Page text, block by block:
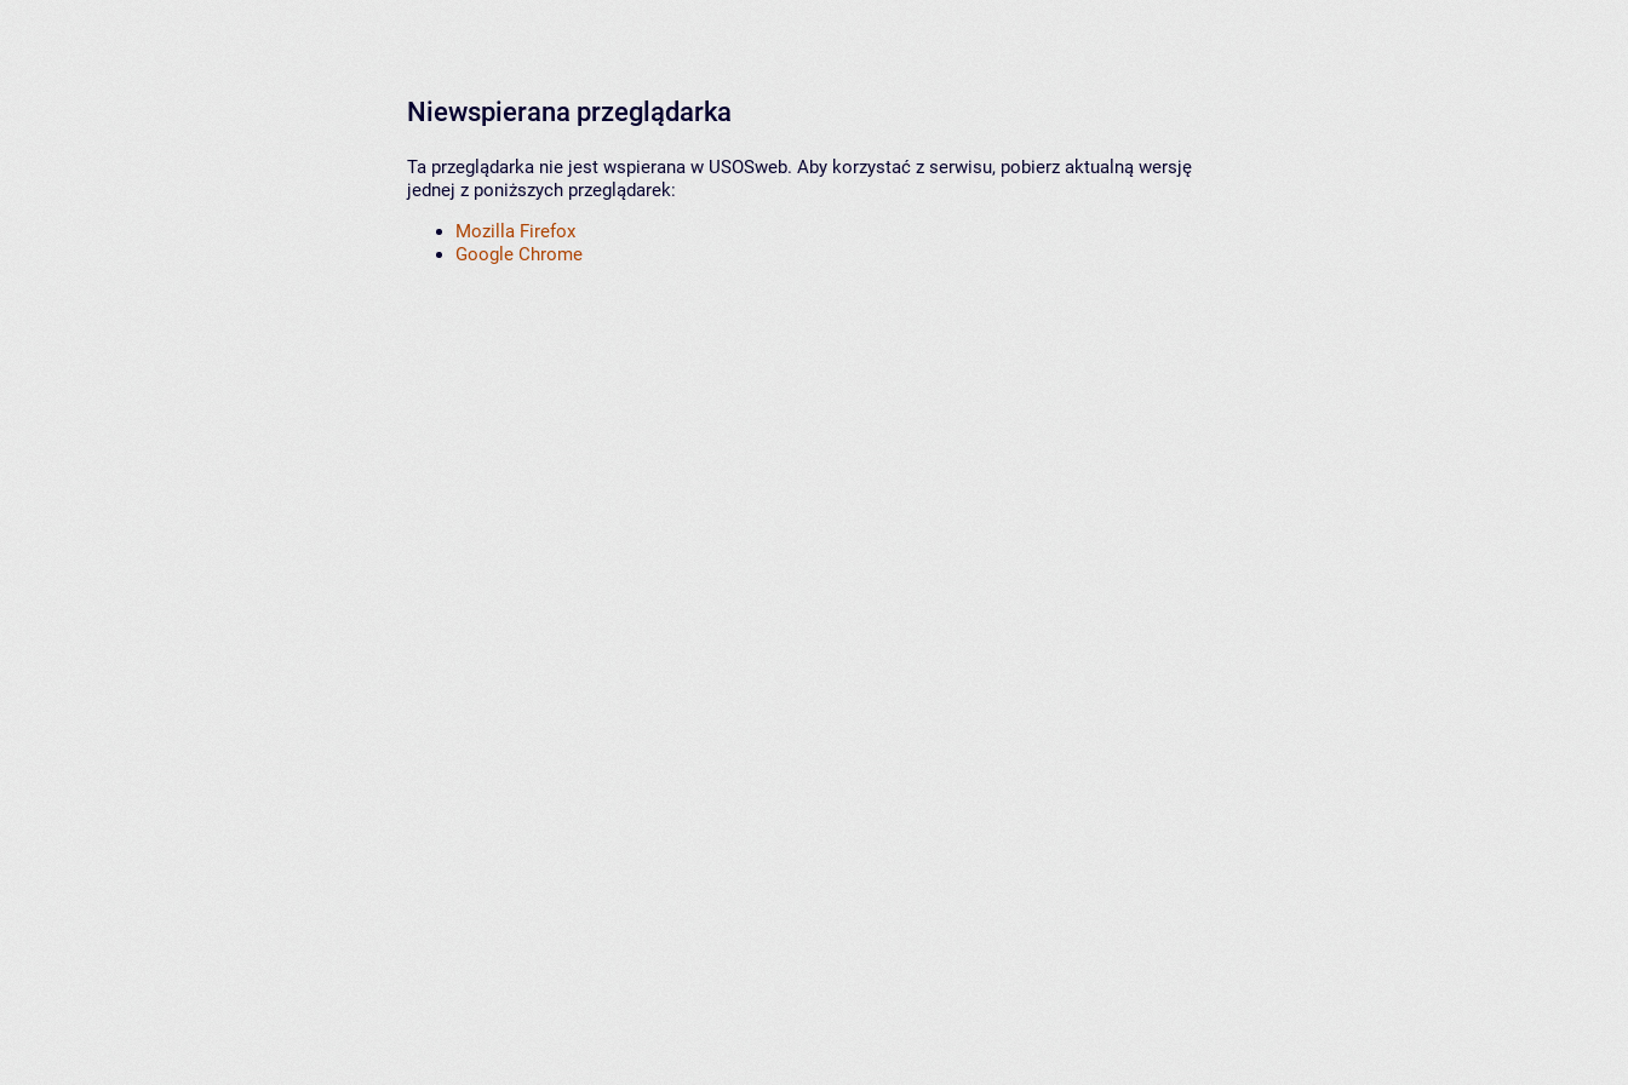
Niewspierana przeglądarka
Ta przeglądarka nie jest wspierana w USOSweb. Aby korzystać z serwisu, pobierz aktualną wersję
jednej z poniższych przeglądarek:
Mozilla Firefox
Google Chrome